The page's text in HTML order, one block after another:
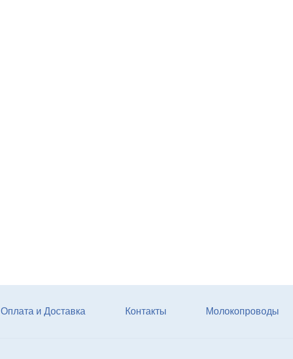
Оплата и Доставка Контакты Молокопроводы